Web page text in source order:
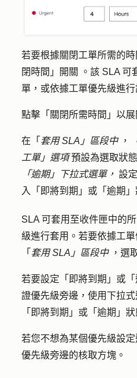
若要根據關閉工單所需的
閉時間」開關
。該 SLA 可
單，或依據工單優先級進行
點擊「 關閉所需時間」以展
在「 套用 SLA」區段中 ，
工單」選項預設為選取狀
「逾期」下拉式選單， 設
入「即將到期」或「逾期」
SLA 可套用至收件匣中的
級進行套用。若要依據工
「 套用 SLA」區段中 ，選
若要設定「即將到期」或
證優先級旁邊，使用下拉
「即將到期」或「逾期」狀
若您不想為某個優先級設
優先級旁邊的核取方塊。